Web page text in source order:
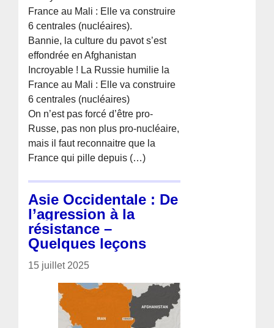
France au Mali : Elle va construire
6 centrales (nucléaires).
Bannie, la culture du pavot s’est
effondrée en Afghanistan
Incroyable ! La Russie humilie la
France au Mali : Elle va construire
6 centrales (nucléaires)
On n’est pas forcé d’être pro-
Russe, pas non plus pro-nucléaire,
mais il faut reconnaitre que la
France qui pille depuis (…)
Asie Occidentale : De
l’agression à la
résistance –
Quelques leçons
15 juillet 2025